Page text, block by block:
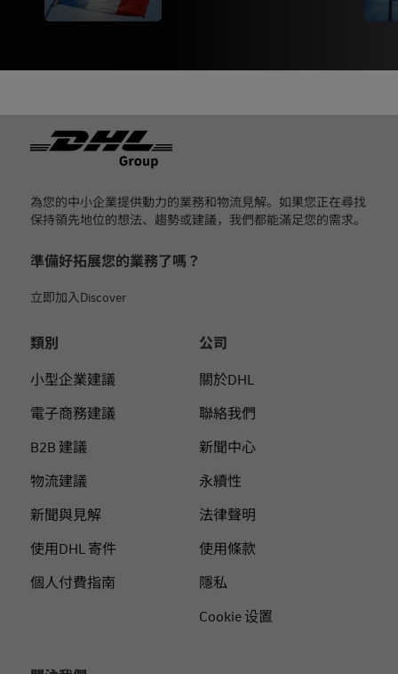
為您的中小企業提供動力的業務和物流見解。如果您正在尋找
保持領先地位的想法、趨勢或建議，我們都能滿足您的需求。
準備好拓展您的業務了嗎？
立即加入Discover
類別
小型企業建議
電子商務建議
B2B 建議
物流建議
新聞與見解
使用DHL 寄件
個人付費指南
公司
關於DHL
聯絡我們
新聞中心
永續性
法律聲明
使用條款
隱私
Cookie 设置